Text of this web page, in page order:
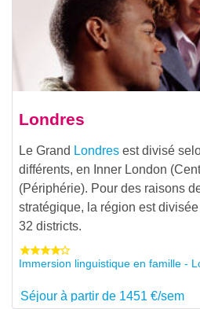
Londres
Le Grand Londres est divisé
différents, en Inner London
(Périphérie). Pour des raisons
stratégique, la région est
32 districts.
Immersion linguistique en famille -
Séjour à partir de 1451 €/sem